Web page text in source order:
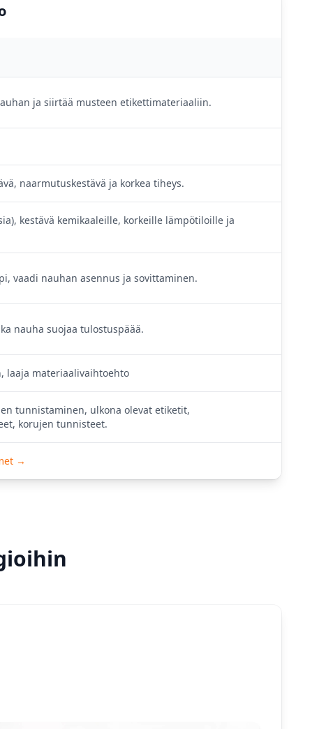
ja siirtää musteen etikettimateriaaliin.
naarmutuskestävä ja korkea tiheys.
kestävä kemikaaleille, korkeille lämpötiloille ja
vaadi nauhan asennus ja sovittaminen.
nauha suojaa tulostuspäää.
laaja materiaalivaihtoehto
tunnistaminen, ulkona olevat etiketit,
korujen tunnisteet.
→